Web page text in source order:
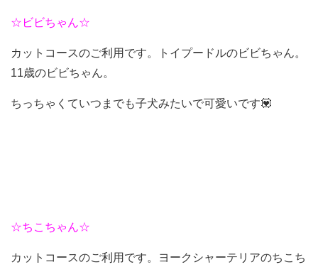
☆ビビちゃん☆
カットコースのご利用です。トイプードルのビビちゃん。
11歳のビビちゃん。
ちっちゃくていつまでも子犬みたいで可愛いです💟
☆ちこちゃん☆
カットコースのご利用です。ヨークシャーテリアのちこち